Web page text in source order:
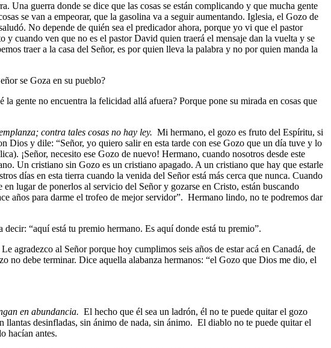
Una guerra donde se dice que las cosas se están complicando y que mucha gente
se van a empeorar, que la gasolina va a seguir aumentando. Iglesia, el Gozo de
No depende de quién sea el predicador ahora, porque yo vi que el pastor
cuando ven que no es el pastor David quien traerá el mensaje dan la vuelta y se
traer a la casa del Señor, es por quien lleva la palabra y no por quien manda la
se Goza en su pueblo?
la gente no encuentra la felicidad allá afuera? Porque pone su mirada en cosas que
contra tales cosas no hay ley. Mi hermano, el gozo es fruto del Espíritu, si
Dios y dile: “Señor, yo quiero salir en esta tarde con ese Gozo que un día tuve y lo
¡Señor, necesito ese Gozo de nuevo! Hermano, cuando nosotros desde este
Un cristiano sin Gozo es un cristiano apagado. A un cristiano que hay que estarle
días en esta tierra cuando la venida del Señor está más cerca que nunca. Cuando
lugar de ponerlos al servicio del Señor y gozarse en Cristo, están buscando
años para darme el trofeo de mejor servidor”. Hermano lindo, no te podremos dar
“aquí está tu premio hermano. Es aquí donde está tu premio”.
agradezco al Señor porque hoy cumplimos seis años de estar acá en Canadá, de
no debe terminar. Dice aquella alabanza hermanos: “el Gozo que Dios me dio, el
en abundancia. El hecho que él sea un ladrón, él no te puede quitar el gozo
llantas desinfladas, sin ánimo de nada, sin ánimo. El diablo no te puede quitar el
hacían antes.